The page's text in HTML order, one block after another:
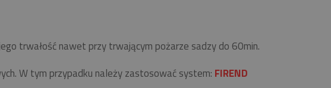
trwałość nawet przy trwającym pożarze sadzy do 60min.
W tym przypadku należy zastosować system: FIREND